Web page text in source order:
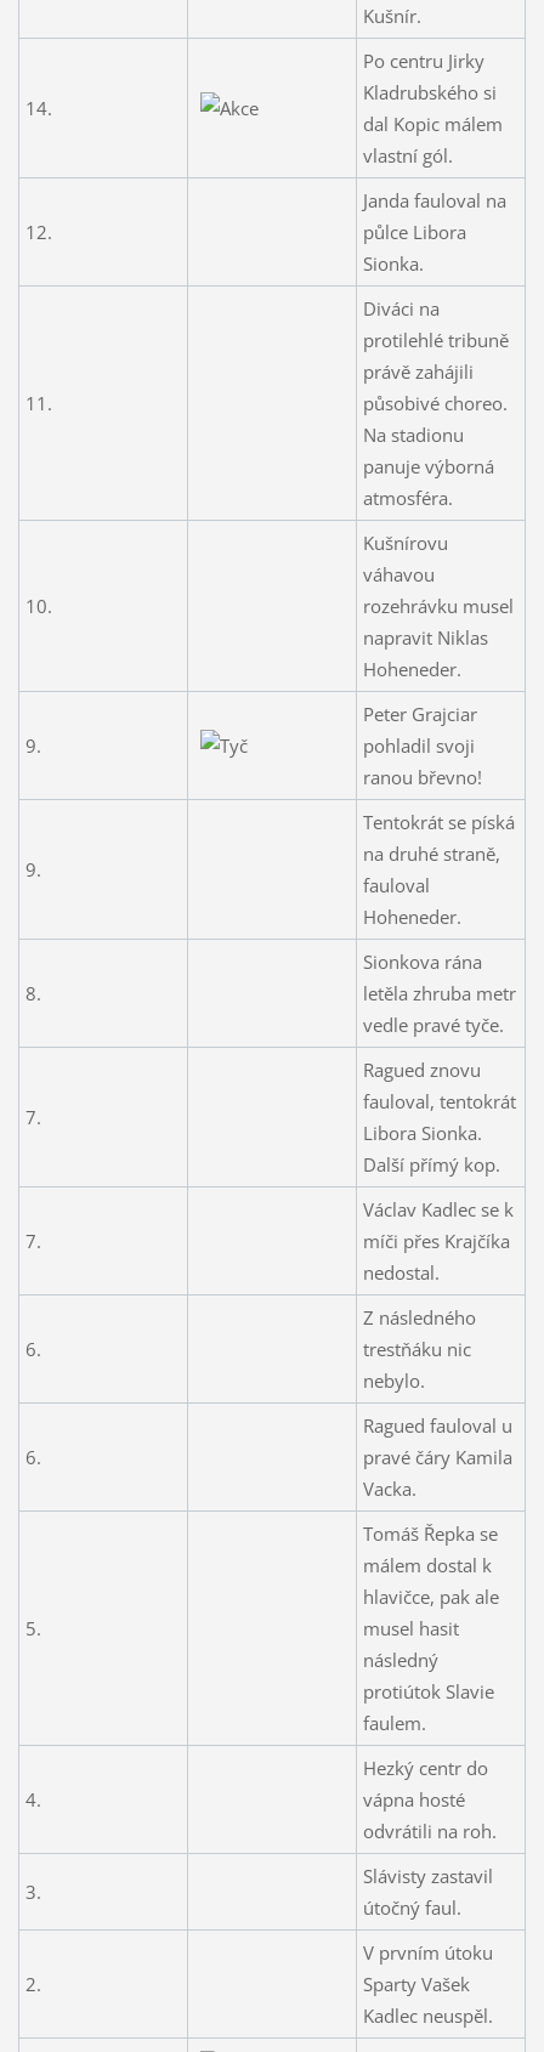
Kušnír.
14.
Po centru Jirky
Kladrubského si
dal Kopic málem
vlastní gól.
12.
Janda fauloval na
půlce Libora
Sionka.
11.
Diváci na
protilehlé tribuně
právě zahájili
působivé choreo.
Na stadionu
panuje výborná
atmosféra.
10.
Kušnírovu
váhavou
rozehrávku musel
napravit Niklas
Hoheneder.
9.
Peter Grajciar
pohladil svoji
ranou břevno!
9.
Tentokrát se píská
na druhé straně,
fauloval
Hoheneder.
8.
Sionkova rána
letěla zhruba metr
vedle pravé tyče.
7.
Ragued znovu
fauloval, tentokrát
Libora Sionka.
Další přímý kop.
7.
Václav Kadlec se k
míči přes Krajčíka
nedostal.
6.
Z následného
trestňáku nic
nebylo.
6.
Ragued fauloval u
pravé čáry Kamila
Vacka.
5.
Tomáš Řepka se
málem dostal k
hlavičce, pak ale
musel hasit
následný
protiútok Slavie
faulem.
4.
Hezký centr do
vápna hosté
odvrátili na roh.
3.
Slávisty zastavil
útočný faul.
2.
V prvním útoku
Sparty Vašek
Kadlec neuspěl.